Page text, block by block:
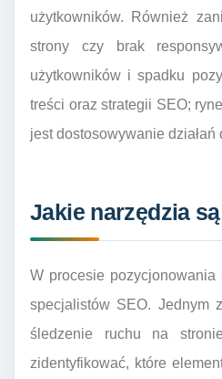
użytkowników. Również
strony czy brak
użytkowników i spadku
treści oraz strategii SEO;
jest dostosowywanie
Jakie narzędzia
W procesie
specjalistów SEO. Jednym
śledzenie ruchu na
zidentyfikować, które